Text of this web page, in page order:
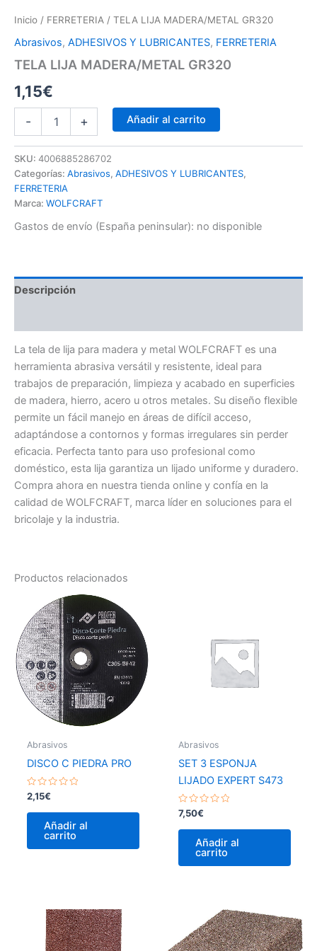
Inicio / FERRETERIA / TELA LIJA MADERA/METAL GR320
Abrasivos, ADHESIVOS Y LUBRICANTES, FERRETERIA
TELA LIJA MADERA/METAL GR320
1,15€
- + Añadir al carrito
SKU: 4006885286702
Categorías: Abrasivos, ADHESIVOS Y LUBRICANTES,
FERRETERIA
Marca: WOLFCRAFT
Gastos de envío (España peninsular): no disponible
Descripción
La tela de lija para madera y metal WOLFCRAFT es una
herramienta abrasiva versátil y resistente, ideal para
trabajos de preparación, limpieza y acabado en superficies
de madera, hierro, acero u otros metales. Su diseño flexible
permite un fácil manejo en áreas de difícil acceso,
adaptándose a contornos y formas irregulares sin perder
eficacia. Perfecta tanto para uso profesional como
doméstico, esta lija garantiza un lijado uniforme y duradero.
Compra ahora en nuestra tienda online y confía en la
calidad de WOLFCRAFT, marca líder en soluciones para el
bricolaje y la industria.
Productos relacionados
Abrasivos
DISCO C PIEDRA PRO
Valorado
con
0
2,15€
Añadir al
carrito
Abrasivos
SET 3 ESPONJA
LIJADO EXPERT S473
Valorado
con
0
7,50€
Añadir al
carrito